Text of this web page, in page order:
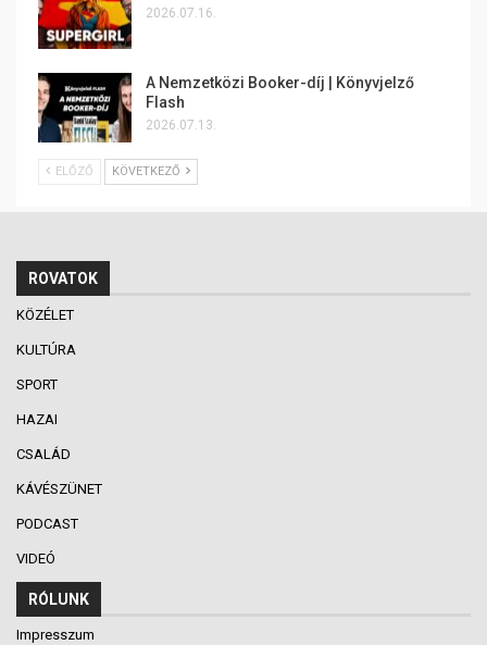
2026.07.16.
A Nemzetközi Booker-díj | Könyvjelző
Flash
2026.07.13.
ELŐZŐ KÖVETKEZŐ
ROVATOK
KÖZÉLET
KULTÚRA
SPORT
HAZAI
CSALÁD
KÁVÉSZÜNET
PODCAST
VIDEÓ
RÓLUNK
Impresszum